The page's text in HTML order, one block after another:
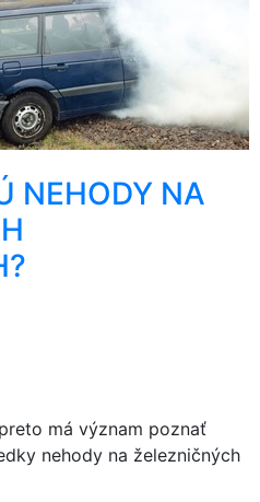
NEHODY NA
má význam poznať
nehody na železničných